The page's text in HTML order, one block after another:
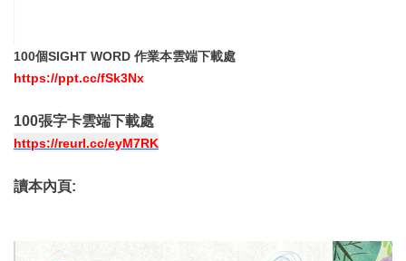
100個SIGHT WORD 作業本雲端下載處
https://ppt.cc/fSk3Nx
100張字卡雲端下載處
https://reurl.cc/eyM7RK
讀本內頁: